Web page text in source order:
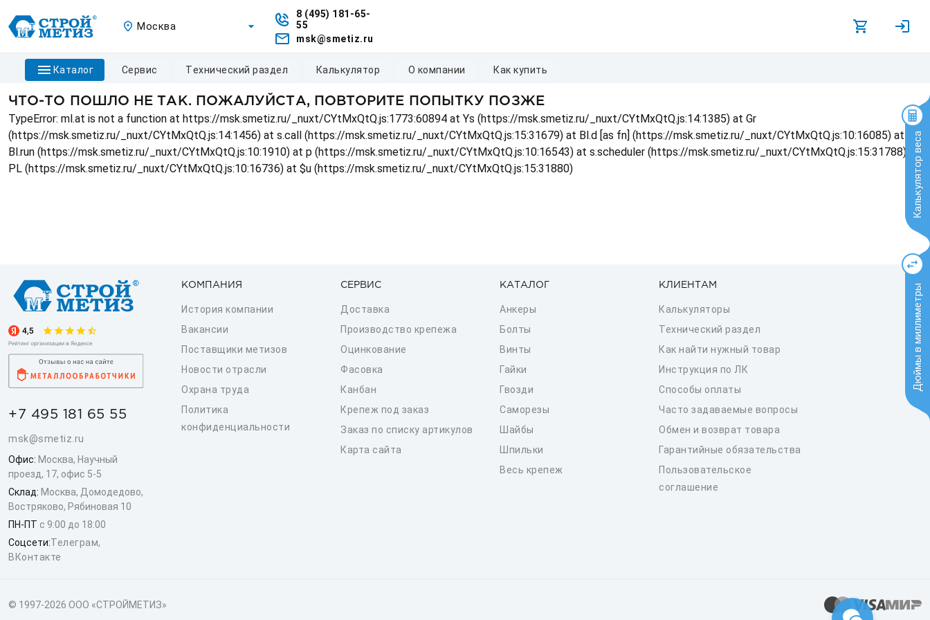
Калькулятор веса
Дюймы в миллиметры
Москва
8 (495) 181-65-
55
msk@smetiz.ru
каталог сервис технический раздел калькулятор о компании как купить
ЧТО-ТО ПОШЛО НЕ ТАК. ПОЖАЛУЙСТА, ПОВТОРИТЕ ПОПЫТКУ ПОЗЖЕ
TypeError: ml.at is not a function at https://msk.smetiz.ru/_nuxt/CYtMxQtQ.js:1773:60894 at Ys (https://msk.smetiz.ru/_nuxt/CYtMxQtQ.js:14:1385) at Gr
(https://msk.smetiz.ru/_nuxt/CYtMxQtQ.js:14:1456) at s.call (https://msk.smetiz.ru/_nuxt/CYtMxQtQ.js:15:31679) at Bl.d [as fn] (https://msk.smetiz.ru/_nuxt/CYtMxQtQ.js:10:16085) at
Bl.run (https://msk.smetiz.ru/_nuxt/CYtMxQtQ.js:10:1910) at p (https://msk.smetiz.ru/_nuxt/CYtMxQtQ.js:10:16543) at s.scheduler (https://msk.smetiz.ru/_nuxt/CYtMxQtQ.js:15:31788) at
PL (https://msk.smetiz.ru/_nuxt/CYtMxQtQ.js:10:16736) at $u (https://msk.smetiz.ru/_nuxt/CYtMxQtQ.js:15:31880)
+7 495 181 65 55
msk@smetiz.ru
Офис: Москва, Научный
проезд, 17, офис 5-5
Склад: Москва, Домодедово,
Востряково, Рябиновая 10
ПН-ПТ с 9:00 до 18:00
Соцсети:Телеграм,
ВКонтакте
КОМПАНИЯ
История компании
Вакансии
Поставщики метизов
Новости отрасли
Охрана труда
Политика
конфиденциальности
СЕРВИС
Доставка
Производство крепежа
Оцинкование
Фасовка
Канбан
Крепеж под заказ
Заказ по списку артикулов
Карта сайта
КАТАЛОГ
Анкеры
Болты
Винты
Гайки
Гвозди
Саморезы
Шайбы
Шпильки
Весь крепеж
КЛИЕНТАМ
Калькуляторы
Технический раздел
Как найти нужный товар
Инструкция по ЛК
Способы оплаты
Часто задаваемые вопросы
Обмен и возврат товара
Гарантийные обязательства
Пользовательское
соглашение
© 1997-2026 ООО «СТРОЙМЕТИЗ»